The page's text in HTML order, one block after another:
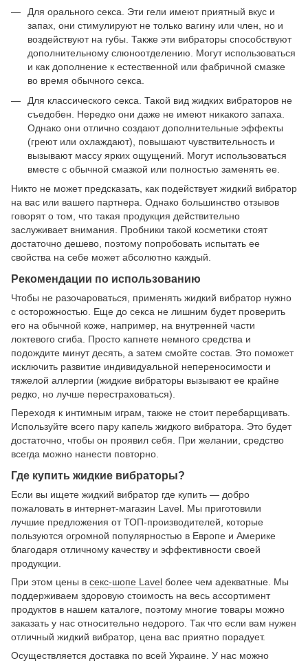
Для орального секса. Эти гели имеют приятный вкус и
запах, они стимулируют не только вагину или член, но и
воздействуют на губы. Также эти вибраторы способствуют
дополнительному слюноотделению. Могут использоваться
и как дополнение к естественной или фабричной смазке
во время обычного секса.
Для классического секса. Такой вид жидких вибраторов не
съедобен. Нередко они даже не имеют никакого запаха.
Однако они отлично создают дополнительные эффекты
(греют или охлаждают), повышают чувствительность и
вызывают массу ярких ощущений. Могут использоваться
вместе с обычной смазкой или полностью заменять ее.
Никто не может предсказать, как подействует жидкий вибратор
на вас или вашего партнера. Однако большинство отзывов
говорят о том, что такая продукция действительно
заслуживает внимания. Пробники такой косметики стоят
достаточно дешево, поэтому попробовать испытать ее
свойства на себе может абсолютно каждый.
Рекомендации по использованию
Чтобы не разочароваться, применять жидкий вибратор нужно
с осторожностью. Еще до секса не лишним будет проверить
его на обычной коже, например, на внутренней части
локтевого сгиба. Просто капнете немного средства и
подождите минут десять, а затем смойте состав. Это поможет
исключить развитие индивидуальной непереносимости и
тяжелой аллергии (жидкие вибраторы вызывают ее крайне
редко, но лучше перестраховаться).
Переходя к интимным играм, также не стоит перебарщивать.
Используйте всего пару капель жидкого вибратора. Это будет
достаточно, чтобы он проявил себя. При желании, средство
всегда можно нанести повторно.
Где купить жидкие вибраторы?
Если вы ищете жидкий вибратор где купить — добро
пожаловать в интернет-магазин Lavel. Мы приготовили
лучшие предложения от ТОП-производителей, которые
пользуются огромной популярностью в Европе и Америке
благодаря отличному качеству и эффективности своей
продукции.
При этом цены в секс-шопе Lavel более чем адекватные. Мы
поддерживаем здоровую стоимость на весь ассортимент
продуктов в нашем каталоге, поэтому многие товары можно
заказать у нас относительно недорого. Так что если вам нужен
отличный жидкий вибратор, цена вас приятно порадует.
Осуществляется доставка по всей Украине. У нас можно